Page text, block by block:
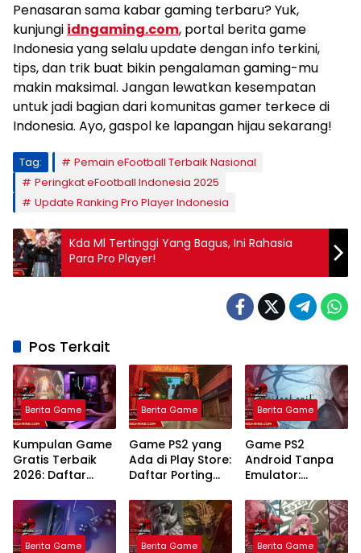
Penasaran sama kabar gaming terbaru? Yuk,
kunjungi idngaming.com, portal berita game
Indonesia yang selalu update dengan info terkini,
tips, dan trik buat bikin pengalaman gaming-mu
makin maksimal. Jangan lewatkan kesempatan
untuk jadi bagian dari komunitas gamer terkece di
Indonesia. Ayo, gaspol ke lapangan hijau sekarang!
Tag:
Pemain eFootball Terbaik Nasional
Peringkat eFootball Indonesia 2025
Update Ranking Pro Player Indonesia
Kda Ml Tertinggi Yang Bagus, Ini Rahasia
Para Pro Player!
Pos Terkait
Berita Game
Kumpulan Game
Gratis Terbaik
2026: Daftar
Perlu Langganan
Mahal
Berita Game
Game PS2 yang
Ada di Play Store:
Daftar Porting
Panduan
Mainnya
Berita Game
Game PS2
Android Tanpa
Emulator:
Resmi dan
Layanan Cloud
Gaming Terbaik
Berita Game Berita Game Berita Game